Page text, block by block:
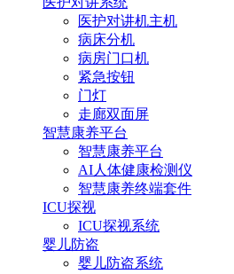
医护对讲机主机
病床分机
病房门口机
紧急按钮
门灯
走廊双面屏
智慧康养平台
智慧康养平台
AI人体健康检测仪
智慧康养终端套件
ICU探视
ICU探视系统
婴儿防盗
婴儿防盗系统